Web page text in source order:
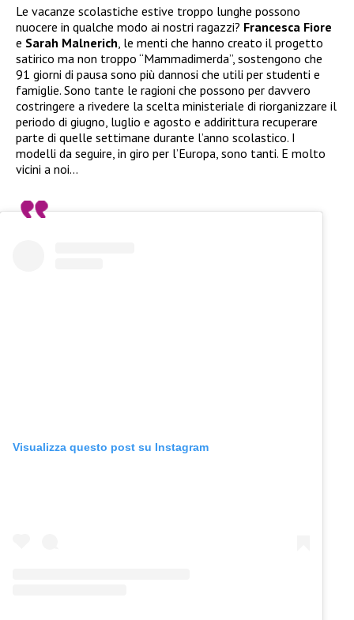
Le vacanze scolastiche estive troppo lunghe possono
nuocere in qualche modo ai nostri ragazzi? Francesca Fiore
e Sarah Malnerich , le menti che hanno creato il progetto
satirico ma non troppo “Mammadimerda”, sostengono che
91 giorni di pausa sono più dannosi che utili per studenti e
famiglie. Sono tante le ragioni che possono per davvero
costringere a rivedere la scelta ministeriale di riorganizzare il
periodo di giugno, luglio e agosto e addirittura recuperare
parte di quelle settimane durante l’anno scolastico. I
modelli da seguire, in giro per l’Europa, sono tanti. E molto
vicini a noi…
Visualizza questo post su Instagram